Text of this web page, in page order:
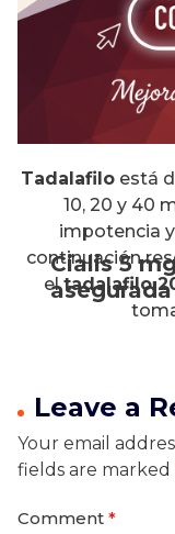
Cialis 5
asegurada
Tadalafilo está
10, 20 y 40
impotencia
continuación
eltadalafilo
Leave a
Your email
fields are marked
Comment *